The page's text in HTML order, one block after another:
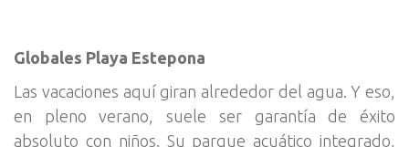
Globales Playa Estepona
Las vacaciones aquí giran alrededor del agua. Y eso,
en pleno verano, suele ser garantía de éxito
absoluto con niños. Su parque acuático integrado,